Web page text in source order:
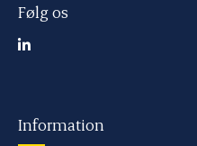
Følg os
Information